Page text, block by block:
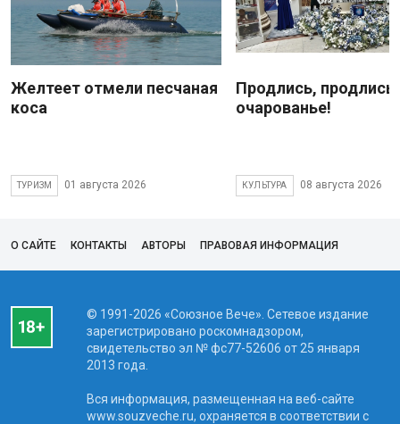
Желтеет отмели песчаная
коса
ТУРИЗМ 01 августа 2026
Продлись, продлись
очарованье!
КУЛЬТУРА 08 августа 2026
О САЙТЕ КОНТАКТЫ АВТОРЫ ПРАВОВАЯ ИНФОРМАЦИЯ
© 1991-2026 «Союзное Вече». Сетевое издание
зарегистрировано роскомнадзором,
свидетельство эл № фc77-52606 от 25 января
2013 года.
Вся информация, размещенная на веб-сайте
www.souzveche.ru, охраняется в соответствии с